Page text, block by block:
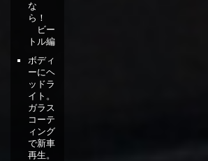
な
ら！
ビー
トル編
ボディ
ーにヘ
ッドラ
イト。
ガラス
コーテ
ィング
で新車
再生。